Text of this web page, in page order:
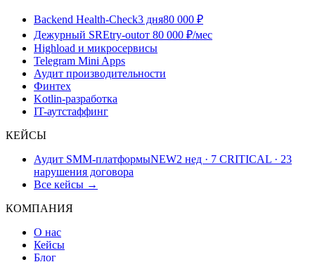
Backend Health-Check3 дня80 000 ₽
Дежурный SREtry-outот 80 000 ₽/мес
Highload и микросервисы
Telegram Mini Apps
Аудит производительности
Финтех
Kotlin-разработка
IT-аутстаффинг
КЕЙСЫ
Аудит SMM-платформыNEW2 нед · 7 CRITICAL · 23
нарушения договора
Все кейсы →
КОМПАНИЯ
О нас
Кейсы
Блог